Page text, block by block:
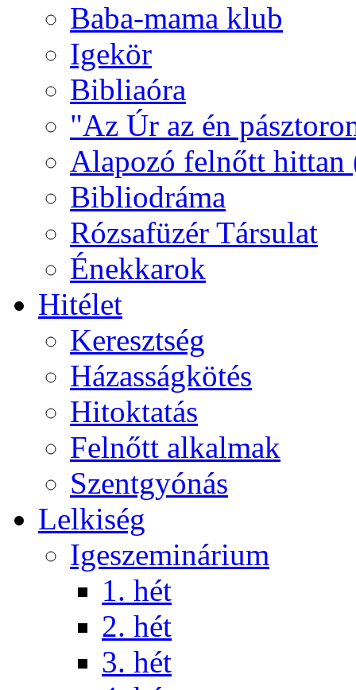
Baba-mama klub
Igekör
Bibliaóra
"Az Úr az én
Alapozó felnőtt hittan
Bibliodráma
Rózsafüzér Társulat
Énekkarok
Hitélet
Keresztség
Házasságkötés
Hitoktatás
Felnőtt alkalmak
Szentgyónás
Lelkiség
Igeszeminárium
1. hét
2. hét
3. hét